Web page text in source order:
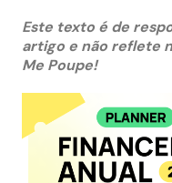
Este texto é de
artigo e não reflete
Me Poupe!